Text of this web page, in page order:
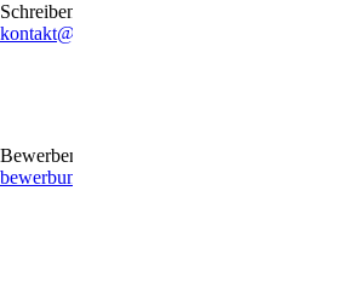
Schreiben Sie uns gerne eine E-Mail
kontakt@stb-becker-zeiler.de
Bewerben Sie sich online oder per E-Mail
bewerbung@stb-becker-zeiler.de